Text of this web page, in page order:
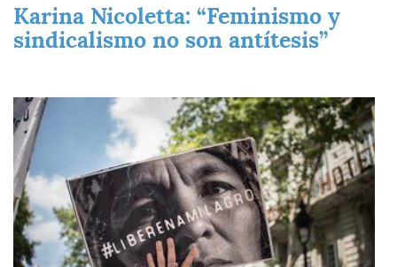
Karina Nicoletta: “Feminismo y
sindicalismo no son antítesis”
Imagen